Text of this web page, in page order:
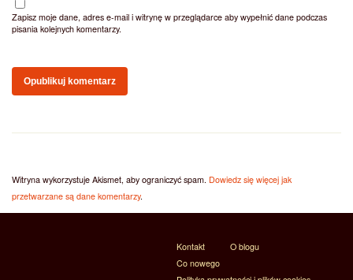
Zapisz moje dane, adres e-mail i witrynę w przeglądarce aby wypełnić dane podczas
pisania kolejnych komentarzy.
Witryna wykorzystuje Akismet, aby ograniczyć spam. Dowiedz się więcej jak
przetwarzane są dane komentarzy.
Kontakt
O blogu
Co nowego